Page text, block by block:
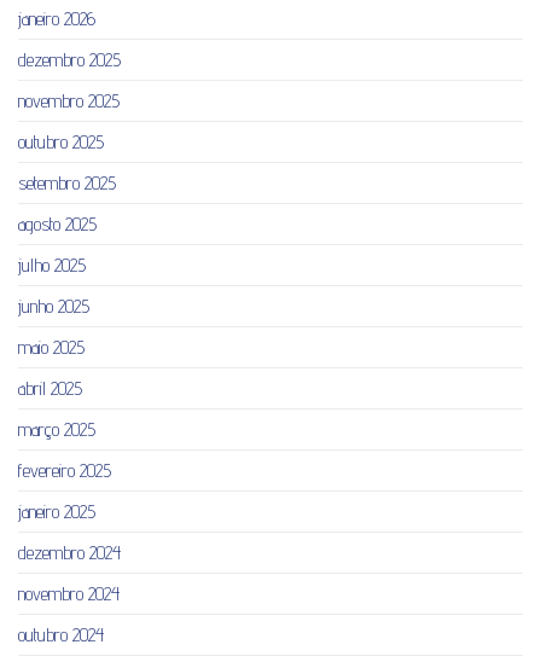
janeiro 2026
dezembro 2025
novembro 2025
outubro 2025
setembro 2025
agosto 2025
julho 2025
junho 2025
maio 2025
abril 2025
março 2025
fevereiro 2025
janeiro 2025
dezembro 2024
novembro 2024
outubro 2024